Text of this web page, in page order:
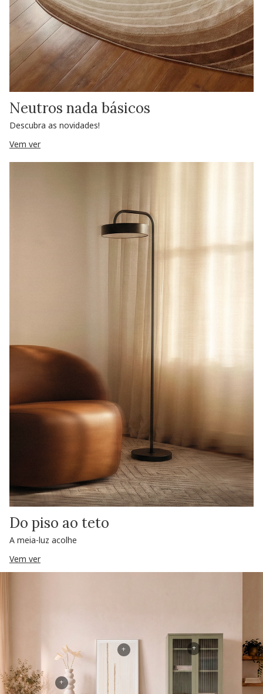
Neutros nada básicos
Descubra as novidades!
Vem ver
Do piso ao teto
A meia-luz acolhe
Vem ver
+
+
+